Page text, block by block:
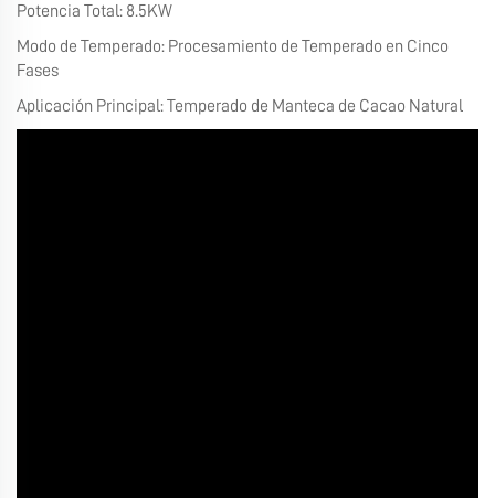
Potencia Total: 8.5KW
Modo de Temperado: Procesamiento de Temperado en Cinco
Fases
Aplicación Principal: Temperado de Manteca de Cacao Natural